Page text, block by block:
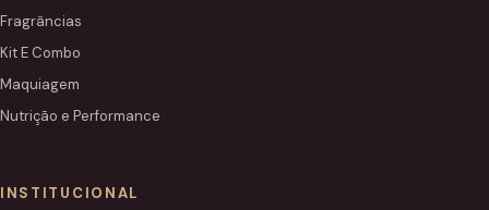
Fragrâncias
Kit E Combo
Maquiagem
Nutrição e Performance
INSTITUCIONAL